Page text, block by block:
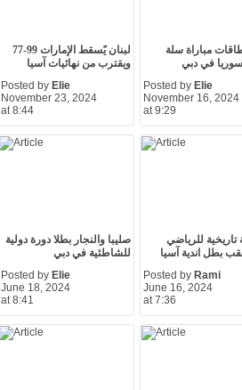
لبنان يًسقط الإمارات 99-77
ويقترب من نهائيات آسيا
Posted by Elie
November 23, 2024
at 8:44
مباراة سلة
في دبي
Posted by Elie
November 16, 2024
at 9:29
صليبا والنجار بطلا دورة دولية
للشاطئية في دبي
Posted by Elie
June 18, 2024
at 8:41
للرياضي
بطل اندية آسيا
Posted by Rami
June 16, 2024
at 7:36